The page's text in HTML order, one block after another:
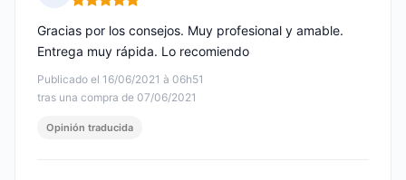
Nota: 5 de 5
Publicado el 16/06/2021 à 06h51
tras una compra de 07/06/2021
Gracias por los consejos. Muy profesional y amable.
Entrega muy rápida. Lo recomiendo
Opinión traducida